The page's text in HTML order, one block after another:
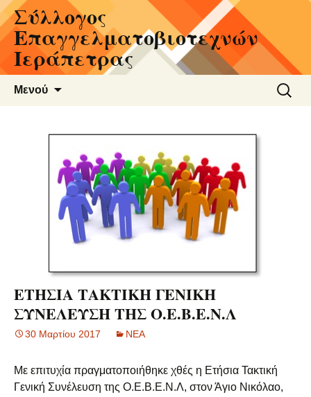
Μετάβαση
σε
περιεχόμενο
Σύλλογος
Επαγγελματοβιοτεχνών
Ιεράπετρας
Μενού
για:
ΕΤΗΣΙΑ ΤΑΚΤΙΚΗ ΓΕΝΙΚΗ
ΣΥΝΕΛΕΥΣΗ ΤΗΣ Ο.Ε.Β.Ε.Ν.Λ
30 Μαρτίου 2017 ΝΕΑ
Με επιτυχία πραγματοποιήθηκε χθές η Ετήσια Τακτική
Γενική Συνέλευση της Ο.Ε.Β.Ε.Ν.Λ, στον Άγιο Νικόλαο,